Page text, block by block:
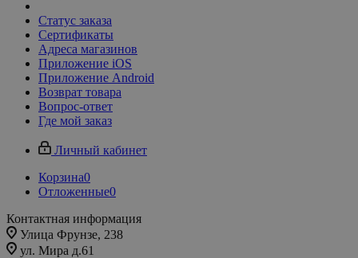
Статус заказа
Сертификаты
Адреса магазинов
Приложение iOS
Приложение Android
Возврат товара
Вопрос-ответ
Где мой заказ
Личный кабинет
Корзина0
Отложенные0
Контактная информация
Улица Фрунзе, 238​
ул. Мира д.61